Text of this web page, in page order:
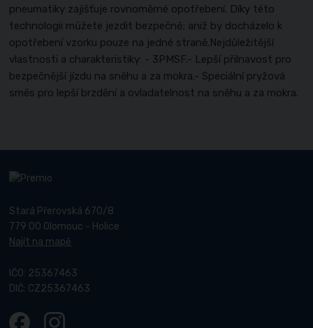
pneumatiky zajišťuje rovnoměrné opotřebení. Díky této
technologii můžete jezdit bezpečně; aniž by docházelo k
opotřebení vzorku pouze na jedné straně.Nejdůležitější
vlastnosti a charakteristiky: - 3PMSF.- Lepší přilnavost pro
bezpečnější jízdu na sněhu a za mokra.- Speciální pryžová
směs pro lepší brzdění a ovladatelnost na sněhu a za mokra.
Stará Přerovská 670/8
779 00 Olomouc - Holice
Najít na mapě
IČO: 25367463
DIČ: CZ25367463